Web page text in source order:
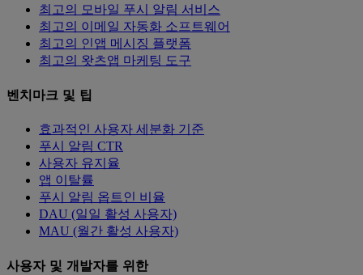
최고의 모바일 푸시 알림 서비스
최고의 이메일 자동화 소프트웨어
최고의 인앱 메시징 플랫폼
최고의 왓츠앱 마케팅 도구
벤치마크 및 팁
효과적인 사용자 세분화 기준
푸시 알림 CTR
사용자 유지율
앱 이탈률
푸시 알림 옵트인 비율
DAU (일일 활성 사용자)
MAU (월간 활성 사용자)
사용자 및 개발자를 위한